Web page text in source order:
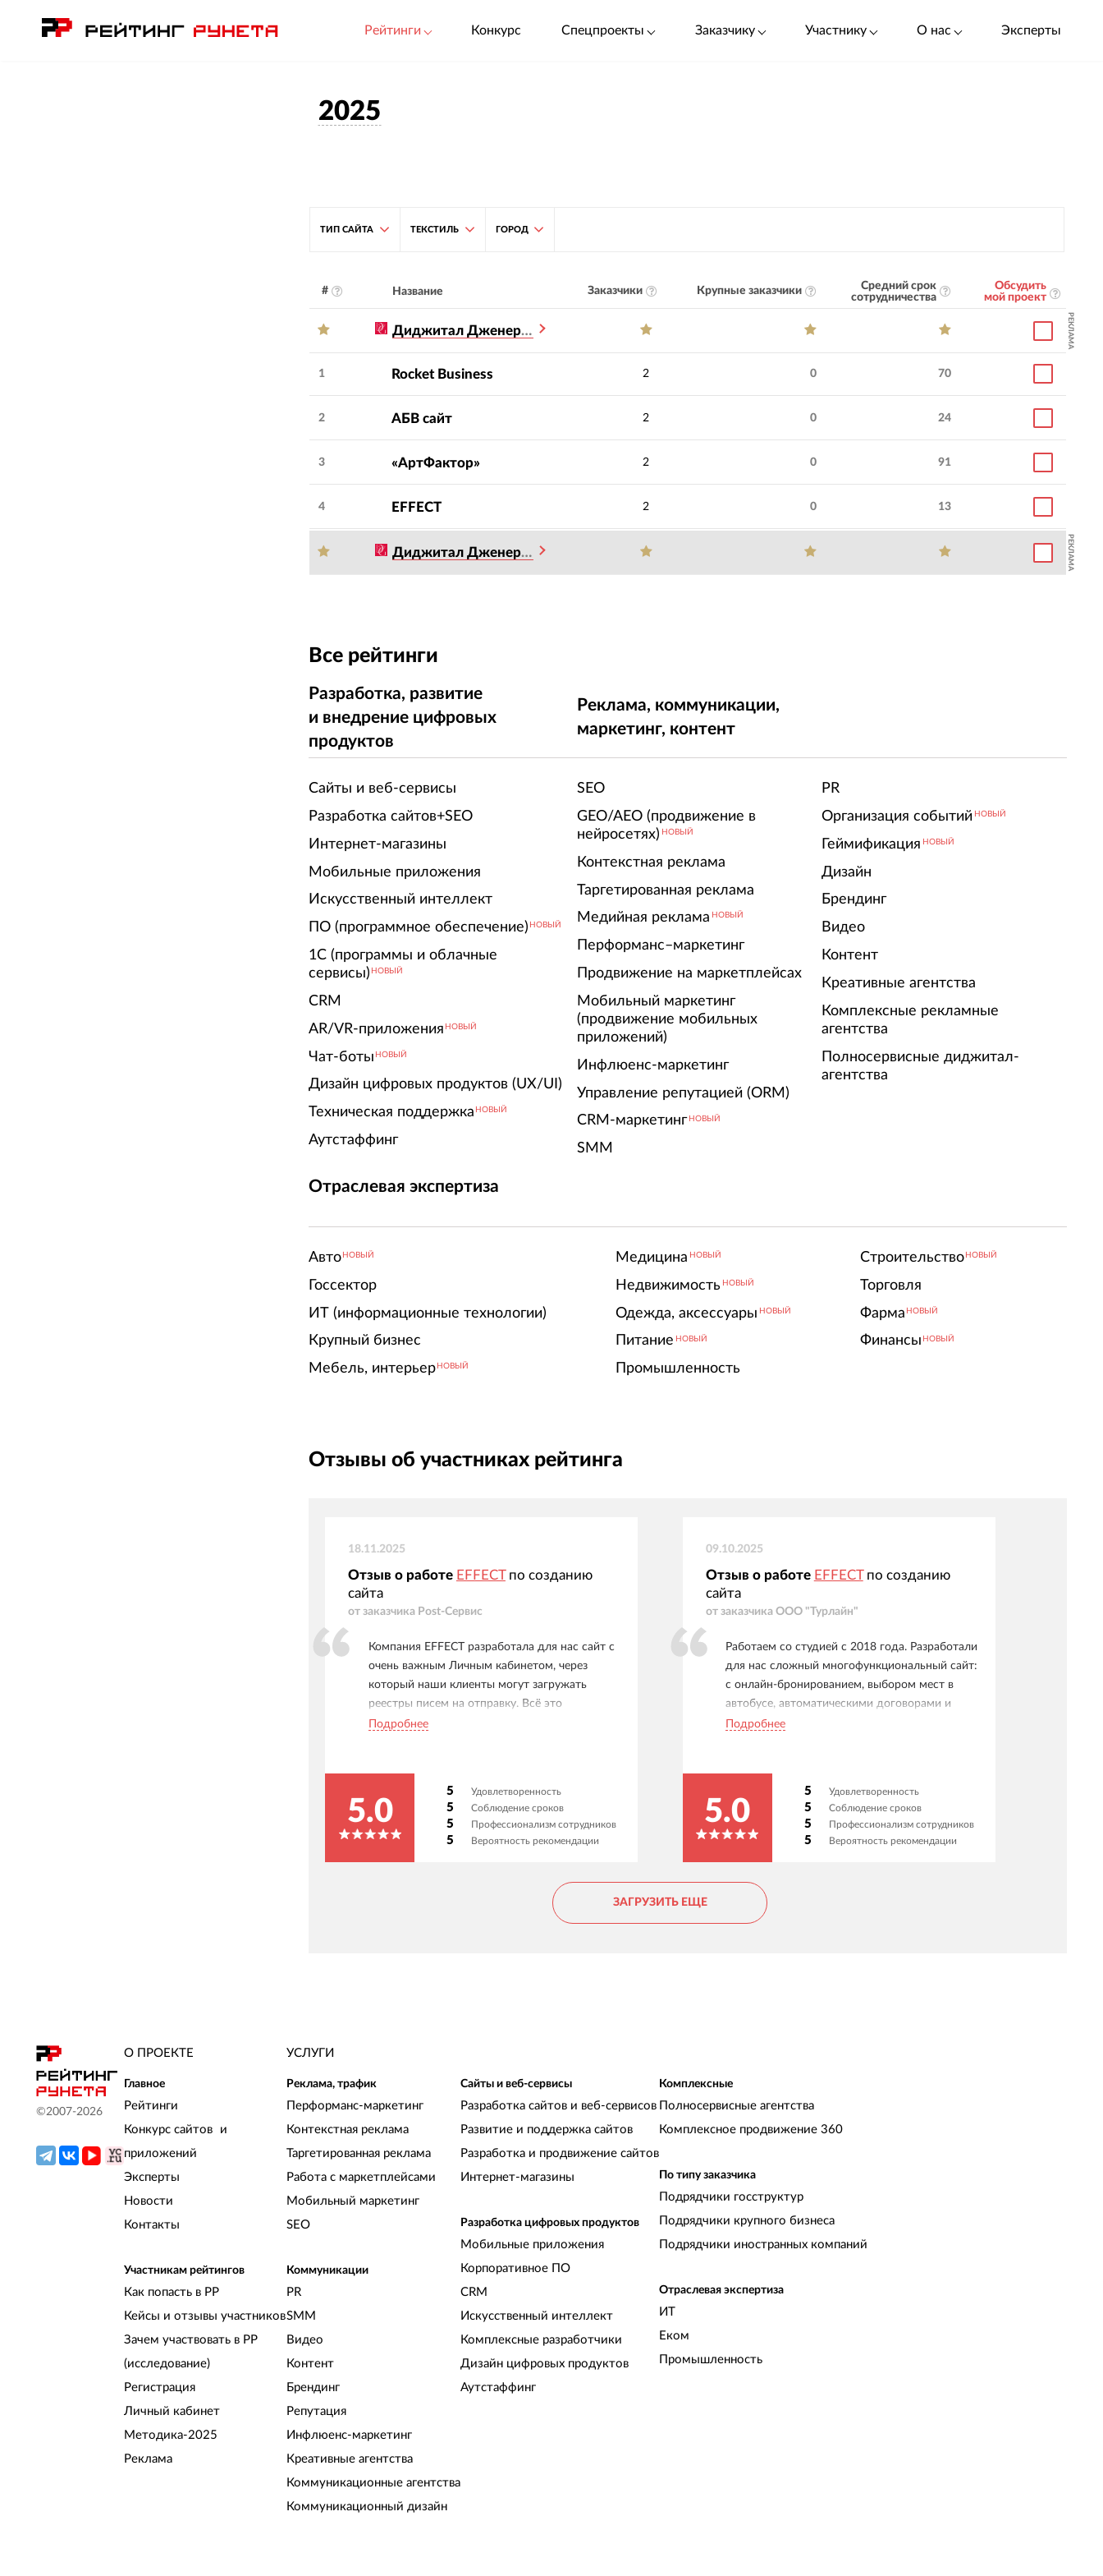
Рейтинги Конкурс Спецпроекты Заказчику Участнику О нас Эксперты
2025
ТИП САЙТА ТЕКСТИЛЬ ГОРОД
# Название Заказчики Крупные заказчики
Средний срок
сотрудничества
Обсудить
мой проект
Диджитал Дженерейшен РЕКЛАМА
1 Rocket Business 2 0 70
2 АБВ сайт 2 0 24
3 «АртФактор» 2 0 91
4 EFFECT 2 0 13
Диджитал Дженерейшен РЕКЛАМА
Все рейтинги
Разработка, развитие
и внедрение цифровых
продуктов
Сайты и веб-сервисы
Разработка сайтов+SEO
Интернет-магазины
Мобильные приложения
Искусственный интеллект
ПО (программное обеспечение) НОВЫЙ
1С (программы и облачные
сервисы) НОВЫЙ
CRM
AR/VR-приложения НОВЫЙ
Чат-боты НОВЫЙ
Дизайн цифровых продуктов (UX/UI)
Техническая поддержка НОВЫЙ
Аутстаффинг
Реклама, коммуникации,
маркетинг, контент
SEO
GEO/AEO (продвижение в
нейросетях) НОВЫЙ
Контекстная реклама
Таргетированная реклама
Медийная реклама НОВЫЙ
Перформанс–маркетинг
Продвижение на маркетплейсах
Мобильный маркетинг
(продвижение мобильных
приложений)
Инфлюенс-маркетинг
Управление репутацией (ORM)
CRM-маркетинг НОВЫЙ
SMM
PR
Организация событий НОВЫЙ
Геймификация НОВЫЙ
Дизайн
Брендинг
Видео
Контент
Креативные агентства
Комплексные рекламные
агентства
Полносервисные диджитал-
агентства
Отраслевая экспертиза
Авто НОВЫЙ
Госсектор
ИТ (информационные технологии)
Крупный бизнес
Мебель, интерьер НОВЫЙ
Медицина НОВЫЙ
Недвижимость НОВЫЙ
Одежда, аксессуары НОВЫЙ
Питание НОВЫЙ
Промышленность
Строительство НОВЫЙ
Торговля
Фарма НОВЫЙ
Финансы НОВЫЙ
Отзывы об участниках рейтинга
18.11.2025
Отзыв о работе EFFECTпо созданию
сайта
от заказчика Post-Сервис
Компания EFFECT разработала для нас сайт с
очень важным Личным кабинетом, через
который наши клиенты могут загружать
реестры писем на отправку. Всё это
интегрировано с нашей 1С, которую также
всегда на связи, никогда ни в чем не
отказывают, всегда советуют как лучше. При
этом ценник за час работы у них очень
Подробнее
5.0
5 Удовлетворенность
5 Соблюдение сроков
5 Профессионализм сотрудников
5 Вероятность рекомендации
09.10.2025
Отзыв о работе EFFECTпо созданию
сайта
от заказчика ООО "Турлайн"
Работаем со студией с 2018 года. Разработали
для нас сложный многофункциональный сайт:
с онлайн-бронированием, выбором мест в
автобусе, автоматическими договорами и
системой бонусов. Особо отмечаем удобные
искренняя вовлеченность в наш проект.
Надежный партнер - доверяем им и уверенно
рекомендуем как ответственных
Подробнее
5.0
5 Удовлетворенность
5 Соблюдение сроков
5 Профессионализм сотрудников
5 Вероятность рекомендации
ЗАГРУЗИТЬ ЕЩЕ
©2007-2026
О ПРОЕКТЕ
Главное
Рейтинги
Конкурс сайтов и
приложений
Эксперты
Новости
Контакты
Участникам рейтингов
Как попасть в РР
Кейсы и отзывы участников
Зачем участвовать в РР
(исследование)
Регистрация
Личный кабинет
Методика-2025
Реклама
УСЛУГИ
Реклама, трафик
Перформанс-маркетинг
Контекстная реклама
Таргетированная реклама
Работа с маркетплейсами
Мобильный маркетинг
SEO
Коммуникации
PR
SMM
Видео
Контент
Брендинг
Репутация
Инфлюенс-маркетинг
Креативные агентства
Коммуникационные агентства
Коммуникационный дизайн
Сайты и веб-сервисы
Разработка сайтов и веб-сервисов
Развитие и поддержка сайтов
Разработка и продвижение сайтов
Интернет-магазины
Разработка цифровых продуктов
Мобильные приложения
Корпоративное ПО
CRM
Искусственный интеллект
Комплексные разработчики
Дизайн цифровых продуктов
Аутстаффинг
Комплексные
Полносервисные агентства
Комплексное продвижение 360
По типу заказчика
Подрядчики госструктур
Подрядчики крупного бизнеса
Подрядчики иностранных компаний
Отраслевая экспертиза
ИТ
Еком
Промышленность